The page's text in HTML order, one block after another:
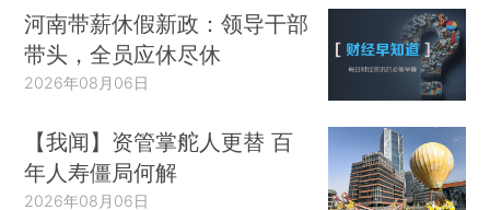
河南带薪休假新政：领导干部
带头，全员应休尽休
2026年08月06日
【我闻】资管掌舵人更替 百
年人寿僵局何解
2026年08月06日